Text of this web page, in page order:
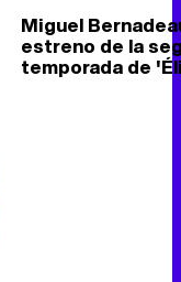
Miguel
estreno de la
temporada de